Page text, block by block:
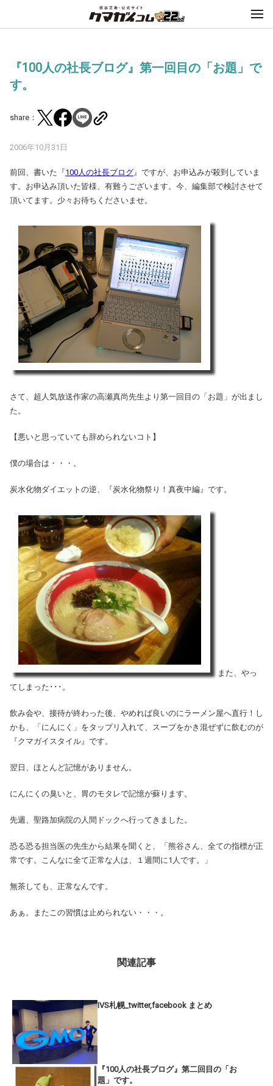
『100人の社長ブログ』第一回目の「お題」で
す。
share：
2006年10月31日
前回、書いた『100人の社長ブログ 』ですが、お申込みが殺到していま
す。お申込み頂いた皆様、有難うございます。今、編集部で検討させて
頂いてます。少々お待ちくださいませ。
さて、超人気放送作家の高瀬真尚先生より第一回目の「お題」が出まし
た。
【悪いと思っていても辞められないコト】
僕の場合は・・・。
炭水化物ダイエットの逆、『炭水化物祭り！真夜中編』です。
また、やっ
てしまった･･･。
飲み会や、接待が終わった後、やめれば良いのにラーメン屋へ直行！し
かも、「にんにく」をタップリ入れて、スープをかき混ぜずに飲むのが
『クマガイスタイル』です。
翌日、ほとんど記憶がありません。
にんにくの臭いと、胃のモタレで記憶が蘇ります。
先週、聖路加病院の人間ドックへ行ってきました。
恐る恐る担当医の先生から結果を聞くと、「熊谷さん、全ての指標が正
常です。こんなに全て正常な人は、１週間に1人です。」
無茶しても、正常なんです。
あぁ。またこの習慣は止められない・・・。
関連記事
IVS札幌_twitter,facebook まとめ
『100人の社長ブログ』第二回目の「お
題」です。